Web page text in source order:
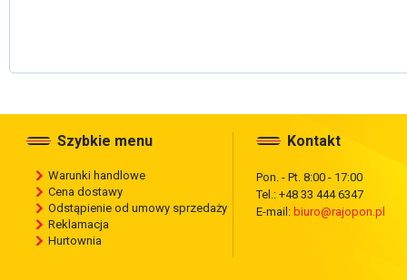
Szybkie menu
Warunki handlowe
Cena dostawy
Odstąpienie od umowy sprzedaży
Reklamacja
Hurtownia
Kontakt
Pon. - Pt. 8:00 - 17:00
Tel.: +48 33 444 6347
E-mail: biuro@rajopon.pl